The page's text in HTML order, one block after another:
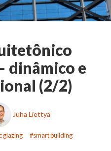
dinâmico e
(2/2)
Juha Liettyä
glazing smart building